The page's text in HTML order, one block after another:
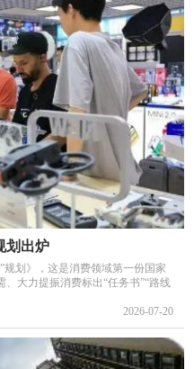
划出炉
规划》，这是消费领域第一份国家
大力提振消费标出“任务书”“路线
2026-07-20